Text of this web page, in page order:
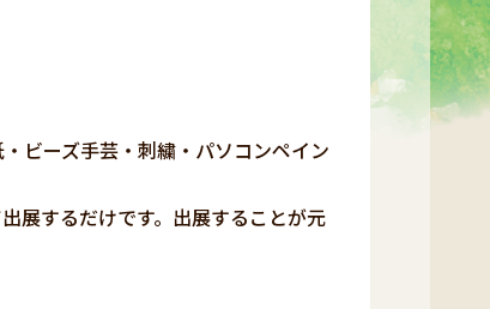
ビーズ手芸・刺繍・パソコンペイン
展するだけです。出展することが元